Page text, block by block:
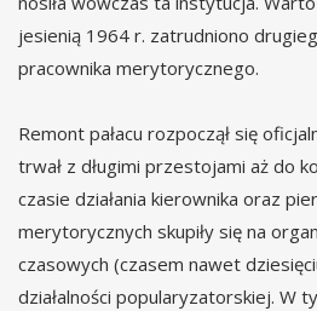
jesienią 1964 r. zatrudniono
pracownika merytorycznego.
Remont pałacu rozpoczął się
trwał z długimi przestojami aż do
czasie działania kierownika oraz
merytorycznych skupiły się na
czasowych (czasem nawet
działalności popularyzatorskiej. W